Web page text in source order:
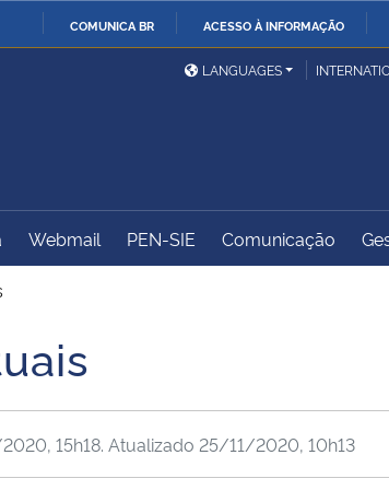
COMUNICA BR ACESSO À INFORMAÇÃO
Defesa
Ministério das Relações
Exteriores
Regional
Controladoria-Geral da
da União
LANGUAGES
Webmail PEN-SIE Comunicação
15h18. Atualizado 25/11/2020, 10h13